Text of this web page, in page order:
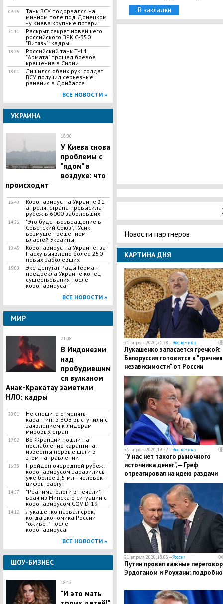
09:25
​Танк ВСУ подорвался на
минном поле под Донецком
- у Киева крупные потери
21:11
Раскрыт секрет новейшего
российского ЗРК С-350
"Витязь": кадры
18:25
Российский танк Т-14
"Армата" прошел боевое
крещение в Сирии
18:01
Лишился обеих рук: солдат
ВСУ получил серьезные
ранения в Донбассе
ВСЕ НОВОСТИ »
УКРАИНА
18:00
У Киева снова
проблемы с
"ядом" в
воздухе: что
происходит
13:40
Коронавирус на Украине 21
апреля: страна превысила
рубеж в 6000 заболевших
14:26
"Это будет возвращение в
Советский Союз", - Усик
возмущен решением
властей Украины
10:45
Коронавирус на Украине: за
Пасху выявлено более 250
новых заболевших
15:00
Экс-депутат Рады Герман
предрекла Украине конец
существования после
коронавируса
ВСЕ НОВОСТИ »
МИР
21:08
В Индонезии
над
пробудившим
ся вулканом
Анак-Кракатау заметили
НЛО: кадры
20:01
​Не спешите отменять
карантин: в ВОЗ выступили с
заявлением к лидерам
мировых стран
19:02
​Во Франции пошли на
послабление карантина:
известны первые шаги в
этом направлении
16:38
Пройден очередной рубеж:
коронавирусом заразились
уже более 2,5 млн человек -
цифры растут
14:57
"Реаниматологи в печали", -
врач из Минска о ситуации с
коронавирусом COVID-19
14:12
Лукашенко назвал срок,
когда экономика России
"оживет" после
коронавируса
ВСЕ НОВОСТИ »
ШОУ-БИЗНЕС
18:12
"И это мать
В закладки
Новости партнеров
КАРТИНА ДНЯ
21 апреля 2020, 21:28 —Экономика
Лукашенко запасается гречкой:
Белоруссия готовится к
независимости" от России
21 апреля 2020, 19:52 —Экономика
"У нас нет такого рыночного
источника денег", — Греф
отреагировал на идею раздачи
средств россиянам
21 апреля 2020, 18:03 —Россия
Путин провел важные
Эрдоганом и Роухани: